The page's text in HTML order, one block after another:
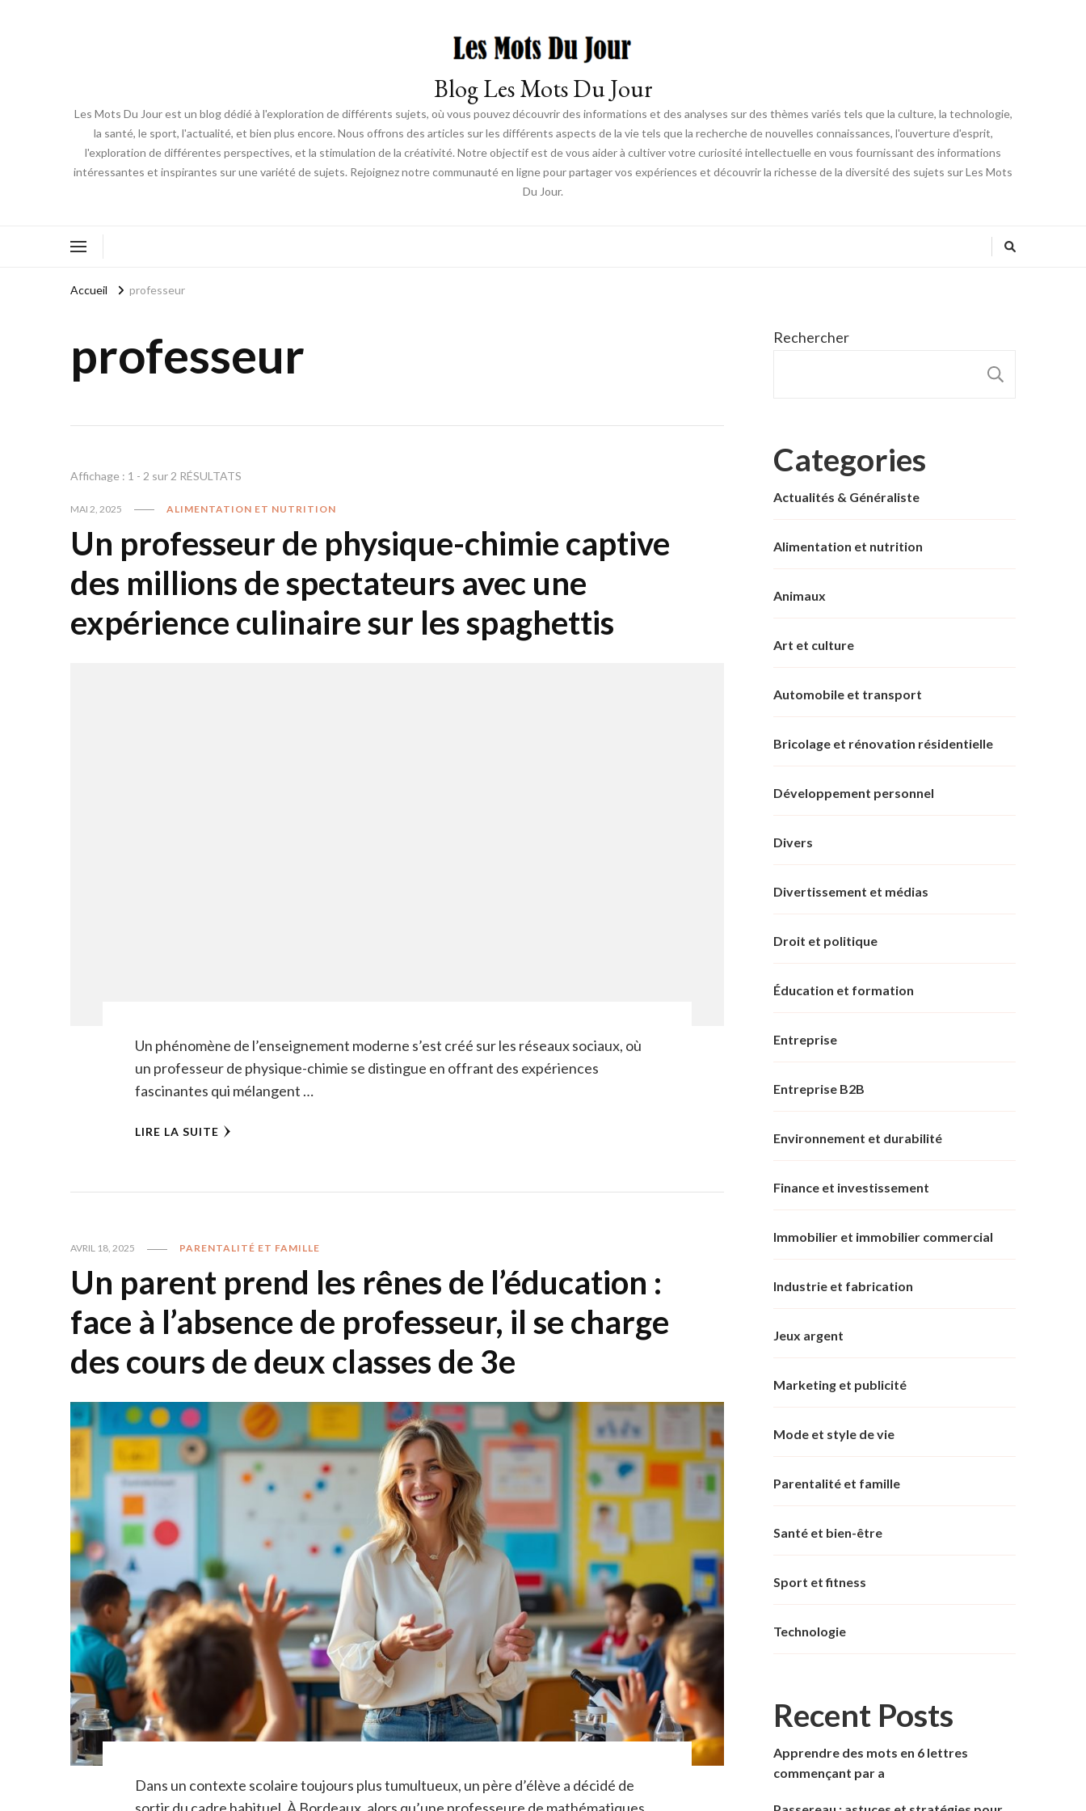
Blog Les Mots Du Jour
Les Mots Du Jour est un blog dédié à l'exploration de différents sujets, où vous pouvez découvrir des informations et des analyses sur des thèmes variés tels que la culture, la technologie,
la santé, le sport, l'actualité, et bien plus encore. Nous offrons des articles sur les différents aspects de la vie tels que la recherche de nouvelles connaissances, l'ouverture d'esprit,
l'exploration de différentes perspectives, et la stimulation de la créativité. Notre objectif est de vous aider à cultiver votre curiosité intellectuelle en vous fournissant des informations
intéressantes et inspirantes sur une variété de sujets. Rejoignez notre communauté en ligne pour partager vos expériences et découvrir la richesse de la diversité des sujets sur Les Mots
Du Jour.
Accueil professeur
professeur
Affichage : 1 - 2 sur 2 RÉSULTATS
MAI 2, 2025 ALIMENTATION ET NUTRITION
Un professeur de physique-chimie captive
des millions de spectateurs avec une
expérience culinaire sur les spaghettis
Un phénomène de l’enseignement moderne s’est créé sur les réseaux sociaux, où
un professeur de physique-chimie se distingue en offrant des expériences
fascinantes qui mélangent …
LIRE LA SUITE
AVRIL 18, 2025 PARENTALITÉ ET FAMILLE
Un parent prend les rênes de l’éducation :
face à l’absence de professeur, il se charge
des cours de deux classes de 3e
Dans un contexte scolaire toujours plus tumultueux, un père d’élève a décidé de
Rechercher
Categories
Actualités & Généraliste
Alimentation et nutrition
Animaux
Art et culture
Automobile et transport
Bricolage et rénovation résidentielle
Développement personnel
Divers
Divertissement et médias
Droit et politique
Éducation et formation
Entreprise
Entreprise B2B
Environnement et durabilité
Finance et investissement
Immobilier et immobilier commercial
Industrie et fabrication
Jeux argent
Marketing et publicité
Mode et style de vie
Parentalité et famille
Santé et bien-être
Sport et fitness
Technologie
Recent Posts
Apprendre des mots en 6 lettres
commençant par a